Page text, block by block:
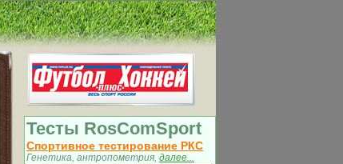
Тесты RosComSport
Спортивное тестирование РКС
Генетика, антропометрия, далее...